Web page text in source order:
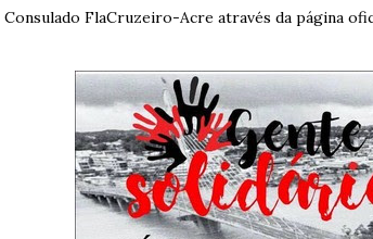
Consulado FlaCruzeiro-Acre através da página